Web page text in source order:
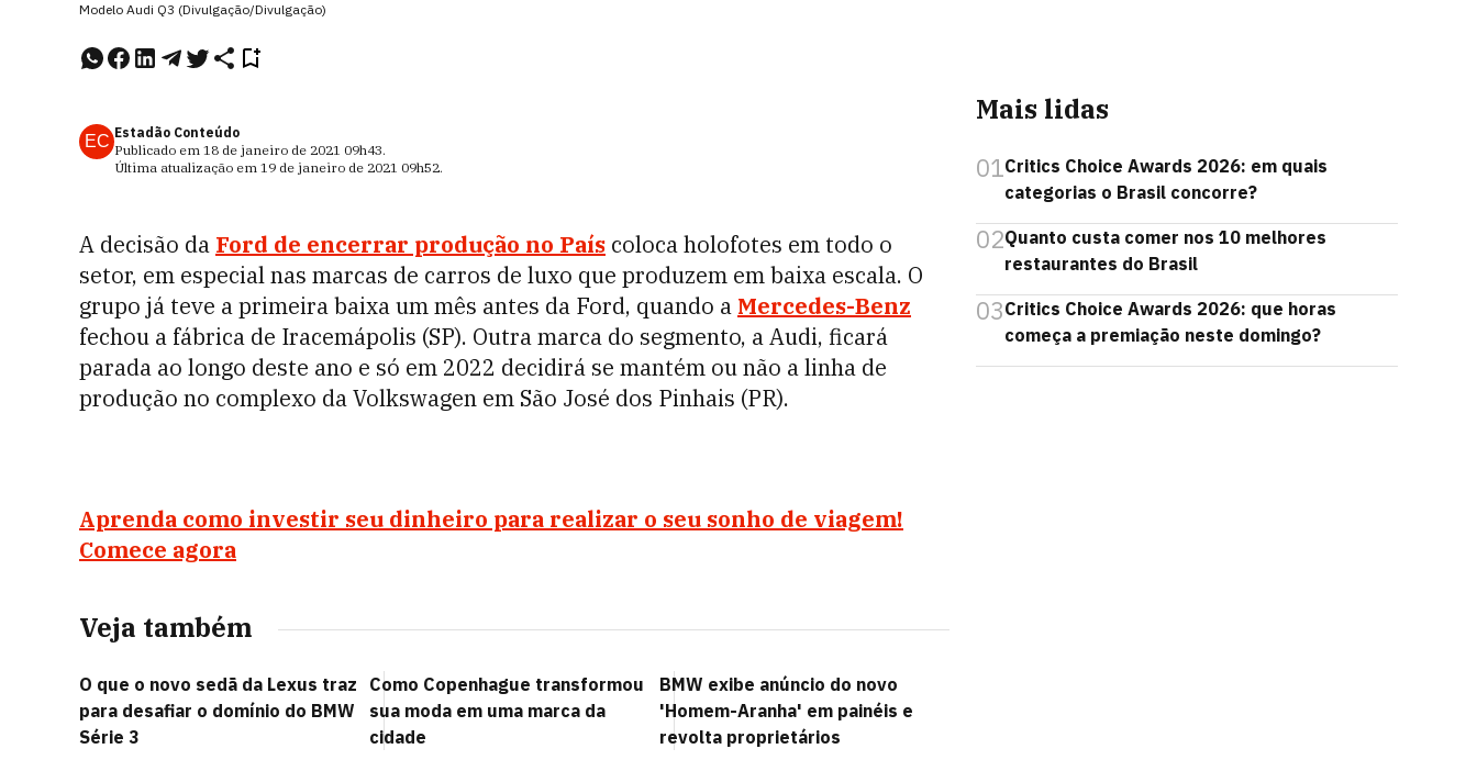
Modelo Audi Q3 (Divulgação/Divulgação)
EC Estadão Conteúdo
Publicado em 18 de janeiro de 2021 09h43.
Última atualização em 19 de janeiro de 2021 09h52.
A decisão da Ford de encerrar produção no País coloca holofotes em todo o
setor, em especial nas marcas de carros de luxo que produzem em baixa escala. O
grupo já teve a primeira baixa um mês antes da Ford, quando a Mercedes-Benz
fechou a fábrica de Iracemápolis (SP). Outra marca do segmento, a Audi, ficará
parada ao longo deste ano e só em 2022 decidirá se mantém ou não a linha de
produção no complexo da Volkswagen em São José dos Pinhais (PR).
Aprenda como investir seu dinheiro para realizar o seu sonho de viagem!
Comece agora
Veja também
O que o novo sedã da Lexus traz
para desafiar o domínio do BMW
Série 3
Como Copenhague transformou
sua moda em uma marca da
cidade
BMW exibe anúncio do novo
'Homem-Aranha' em painéis e
revolta proprietários
Mais lidas
01Critics Choice Awards 2026: em quais
categorias o Brasil concorre?
02Quanto custa comer nos 10 melhores
restaurantes do Brasil
03Critics Choice Awards 2026: que horas
começa a premiação neste domingo?